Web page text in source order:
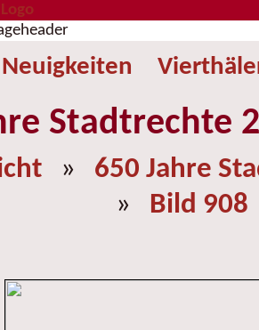
Neuigkeiten
Stadtrechte
» 650 Jahre
» Bild 908